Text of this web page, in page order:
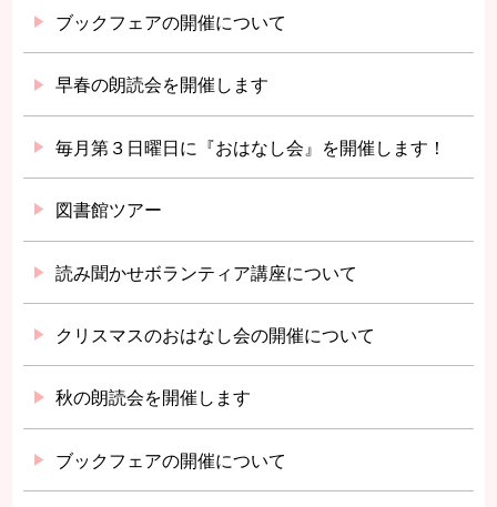
ブックフェアの開催について
早春の朗読会を開催します
毎月第３日曜日に『おはなし会』を開催します！
図書館ツアー
読み聞かせボランティア講座について
クリスマスのおはなし会の開催について
秋の朗読会を開催します
ブックフェアの開催について